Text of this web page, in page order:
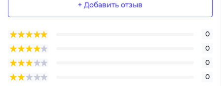
+ Добавить отзыв
0
0
0
0